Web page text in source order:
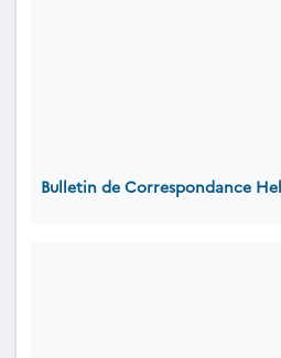
Bulletin de Correspondance